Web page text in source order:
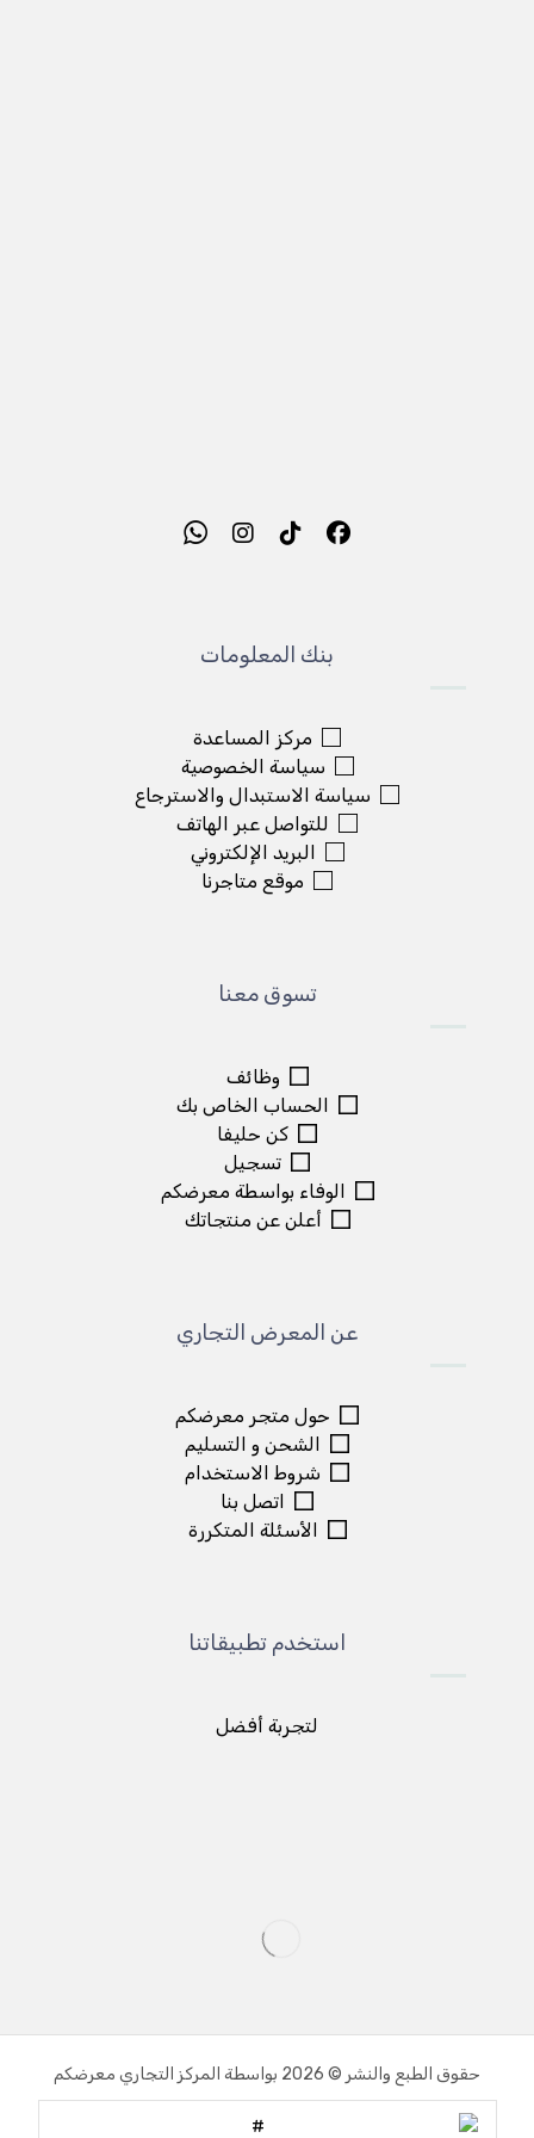
بنك المعلومات
مركز المساعدة
سياسة الخصوصية
سياسة الاستبدال والاسترجاع
للتواصل عبر الهاتف
البريد الإلكتروني
موقع متاجرنا
تسوق معنا
وظائف
الحساب الخاص بك
كن حليفا
تسجيل
الوفاء بواسطة معرضكم
أعلن عن منتجاتك
عن المعرض التجاري
حول متجر معرضكم
الشحن و التسليم
شروط الاستخدام
اتصل بنا
الأسئلة المتكررة
استخدم تطبيقاتنا
لتجربة أفضل
حقوق الطبع والنشر © 2026 بواسطة المركز التجاري معرضكم